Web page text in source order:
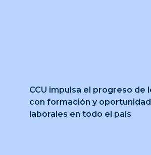
CCU impulsa el progreso de
con formación y
laborales en todo el país